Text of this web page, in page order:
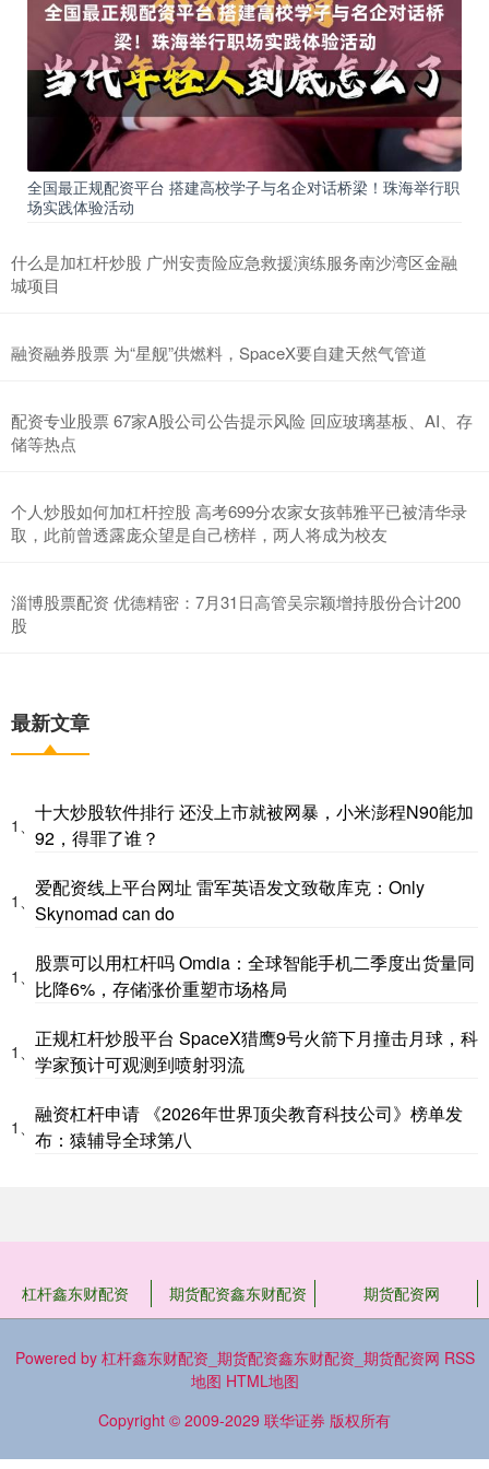
全国最正规配资平台 搭建高校学子与名企对话桥梁！珠海举行职
场实践体验活动
什么是加杠杆炒股 广州安责险应急救援演练服务南沙湾区金融
城项目
融资融券股票 为“星舰”供燃料，SpaceX要自建天然气管道
配资专业股票 67家A股公司公告提示风险 回应玻璃基板、AI、存
储等热点
个人炒股如何加杠杆控股 高考699分农家女孩韩雅平已被清华录
取，此前曾透露庞众望是自己榜样，两人将成为校友
淄博股票配资 优德精密：7月31日高管吴宗颖增持股份合计200
股
最新文章
1、
十大炒股软件排行 还没上市就被网暴，小米澎程N90能加
92，得罪了谁？
1、
爱配资线上平台网址 雷军英语发文致敬库克：Only
Skynomad can do
1、
股票可以用杠杆吗 Omdia：全球智能手机二季度出货量同
比降6%，存储涨价重塑市场格局
1、
正规杠杆炒股平台 SpaceX猎鹰9号火箭下月撞击月球，科
学家预计可观测到喷射羽流
1、
融资杠杆申请 《2026年世界顶尖教育科技公司》榜单发
布：猿辅导全球第八
杠杆鑫东财配资 期货配资鑫东财配资 期货配资网
Powered by 杠杆鑫东财配资_期货配资鑫东财配资_期货配资网 RSS
地图 HTML地图
Copyright © 2009-2029 联华证券 版权所有